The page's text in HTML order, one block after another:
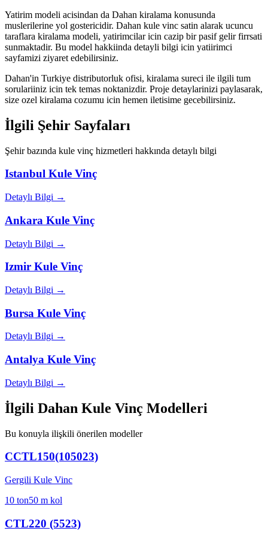
Yatirim modeli acisindan da Dahan kiralama konusunda
muslerilerine yol gostericidir. Dahan kule vinc satin alarak ucuncu
taraflara kiralama modeli, yatirimcilar icin cazip bir pasif gelir firrsati
sunmaktadir. Bu model hakkiinda detayli bilgi icin yatiirimci
sayfamizi ziyaret edebilirsiniz.
Dahan'in Turkiye distributorluk ofisi, kiralama sureci ile ilgili tum
sorulariiniz icin tek temas noktanizdir. Proje detaylarinizi paylasarak,
size ozel kiralama cozumu icin hemen iletisime gecebilirsiniz.
İlgili Şehir Sayfaları
Şehir bazında kule vinç hizmetleri hakkında detaylı bilgi
Istanbul Kule Vinç
Detaylı Bilgi →
Ankara Kule Vinç
Detaylı Bilgi →
Izmir Kule Vinç
Detaylı Bilgi →
Bursa Kule Vinç
Detaylı Bilgi →
Antalya Kule Vinç
Detaylı Bilgi →
İlgili Dahan Kule Vinç Modelleri
Bu konuyla ilişkili önerilen modeller
CCTL150(105023)
Gergili Kule Vinc
10 ton50 m kol
CTL220 (5523)